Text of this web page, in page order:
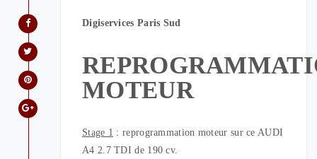
Digiservices Paris Sud
MOTEUR
Stage 1 : reprogrammation moteur sur ce AUDI
A4 2.7 TDI de 190 cv.